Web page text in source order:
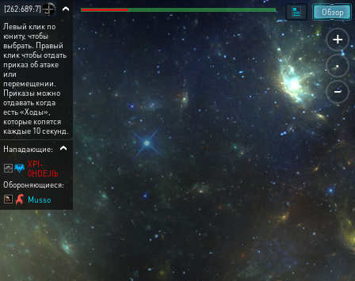
+
.
-
Обзор
[262:689:7]
Левый клик по
юниту, чтобы
выбрать. Правый
клик чтобы отдать
приказ об атаке
или
перемещении.
Приказы можно
отдавать когда
есть «Ходы»,
которые копятся
каждые 10 секунд.
Нападающие:
XPI-
0HDEJIb
Обороняющиеся:
Musso